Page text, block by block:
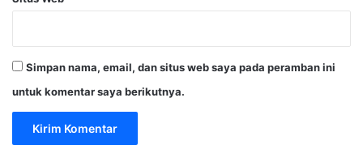
Simpan nama, email, dan situs web saya pada peramban ini
untuk komentar saya berikutnya.